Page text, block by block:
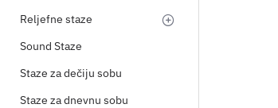
Reljefne staze
Sound Staze
Staze za dečiju sobu
Staze za dnevnu sobu